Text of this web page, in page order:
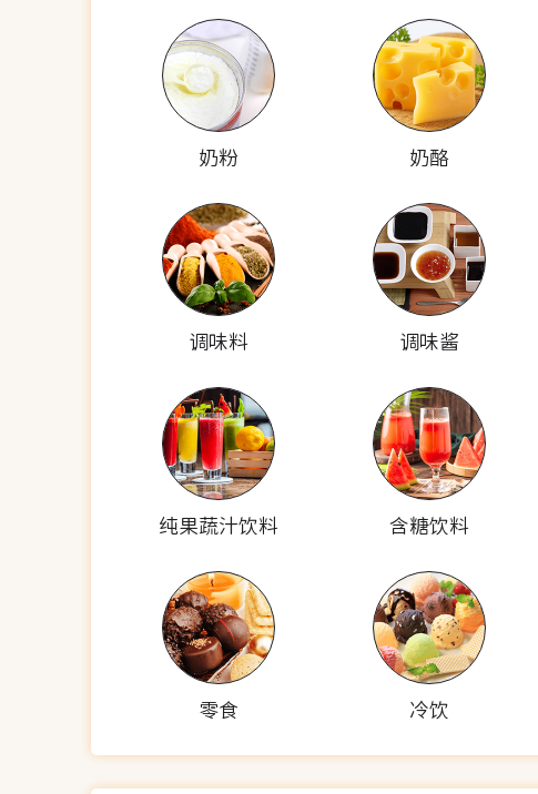
奶粉 奶酪
调味料 调味酱
纯果蔬汁饮料 含糖饮料
零食 冷饮